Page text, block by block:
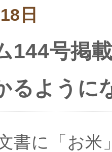
日
144号
るように
書に「お米